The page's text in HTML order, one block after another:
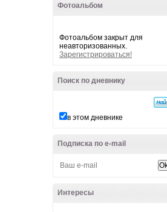
Фотоальбом
Фотоальбом закрыт для
неавторизованных.
Зарегистрироваться!
Поиск по дневнику
в этом дневнике
Подписка по e-mail
Интересы